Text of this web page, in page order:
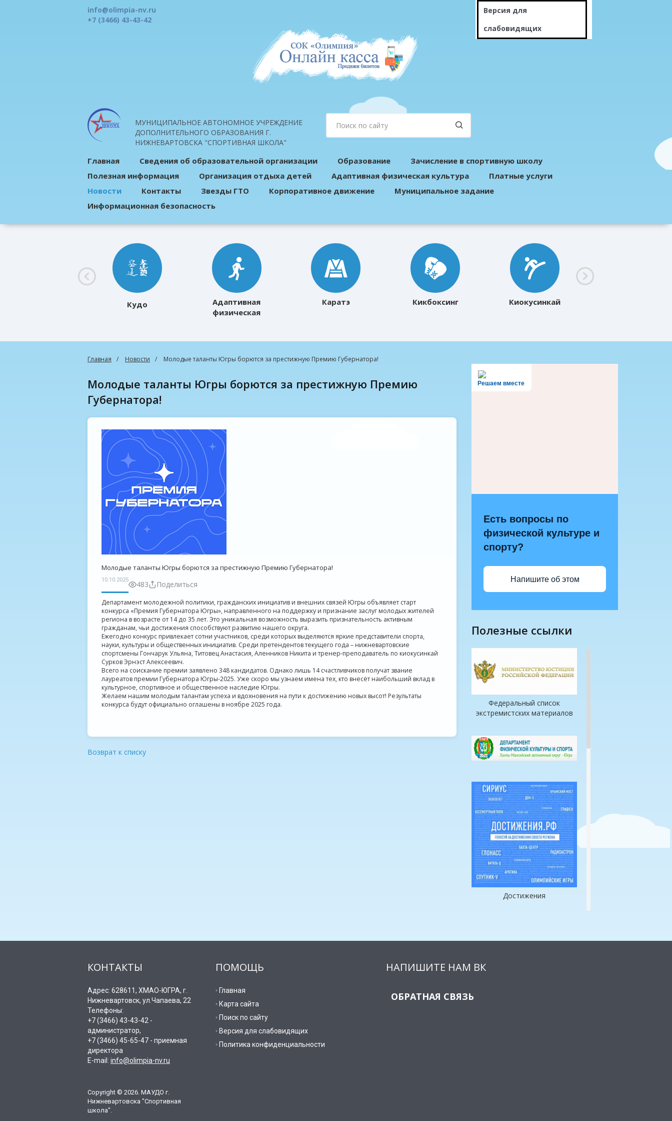
info@olimpia-nv.ru
+7 (3466) 43-43-42
Версия для
слабовидящих
МУНИЦИПАЛЬНОЕ АВТОНОМНОЕ УЧРЕЖДЕНИЕ
ДОПОЛНИТЕЛЬНОГО ОБРАЗОВАНИЯ Г.
НИЖНЕВАРТОВСКА "СПОРТИВНАЯ ШКОЛА"
Главная Сведения об образовательной организации Образование
Зачисление в спортивную школу
Полезная информация
Организация отдыха детей Адаптивная физическая культура
Платные услуги
Новости
Контакты Звезды ГТО Корпоративное движение
Муниципальное задание
Информационная безопасность
Кудо
Адаптивная
физическая
Каратэ Кикбоксинг Киокусинкай
Главная Новости Молодые таланты Югры борются за престижную Премию Губернатора!
Молодые таланты Югры борются за престижную Премию
Губернатора!
Молодые таланты Югры борются за престижную Премию Губернатора!
10.10.2025 483 Поделиться
Департамент молодежной политики, гражданских инициатив и внешних связей Югры объявляет старт
конкурса «Премия Губернатора Югры», направленного на поддержку и признание заслуг молодых жителей
региона в возрасте от 14 до 35 лет. Это уникальная возможность выразить признательность активным
гражданам, чьи достижения способствуют развитию нашего округа.
Ежегодно конкурс привлекает сотни участников, среди которых выделяются яркие представители спорта,
науки, культуры и общественных инициатив. Среди претендентов текущего года – нижневартовские
спортсмены Гончарук Ульяна, Титовец Анастасия, Аленников Никита и тренер-преподаватель по киокусинкай
Сурков Эрнэст Алексеевич.
Всего на соискание премии заявлено 348 кандидатов. Однако лишь 14 счастливчиков получат звание
лауреатов премии Губернатора Югры-2025. Уже скоро мы узнаем имена тех, кто внесёт наибольший вклад в
культурное, спортивное и общественное наследие Югры.
Желаем нашим молодым талантам успеха и вдохновения на пути к достижению новых высот! Результаты
конкурса будут официально оглашены в ноябре 2025 года.
Возврат к списку
Решаем вместе
Есть вопросы по
физической культуре и
спорту?
Напишите об этом
полезные ссылки
Федеральный список
экстремистских материалов
Достижения
НАПИШИТЕ НАМ ВК
ОБРАТНАЯ СВЯЗЬ
ПОМОЩЬ
Главная
Карта сайта
Поиск по сайту
Версия для слабовидящих
Политика конфиденциальности
КОНТАКТЫ
Адрес: 628611, ХМАО-ЮГРА, г.
Нижневартовск, ул.Чапаева, 22
Телефоны:
+7 (3466) 43-43-42 -
администратор,
+7 (3466) 45-65-47 - приемная
директора
E-mail:info@olimpia-nv.ru
Copyright © 2026. МАУДО г.
Нижневартовска "Спортивная
школа".